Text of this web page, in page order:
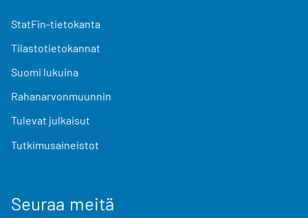
StatFin-tietokanta
Tilastotietokannat
Suomi lukuina
Rahanarvonmuunnin
Tulevat julkaisut
Tutkimusaineistot
Seuraa meitä